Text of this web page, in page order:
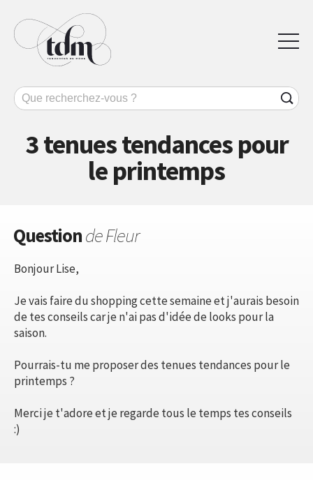
3 tenues tendances pour
le printemps
Questionde Fleur
Bonjour Lise,
Je vais faire du shopping cette semaine et j'aurais besoin
de tes conseils car je n'ai pas d'idée de looks pour la
saison.
Pourrais-tu me proposer des tenues tendances pour le
printemps ?
Merci je t'adore et je regarde tous le temps tes conseils
:)